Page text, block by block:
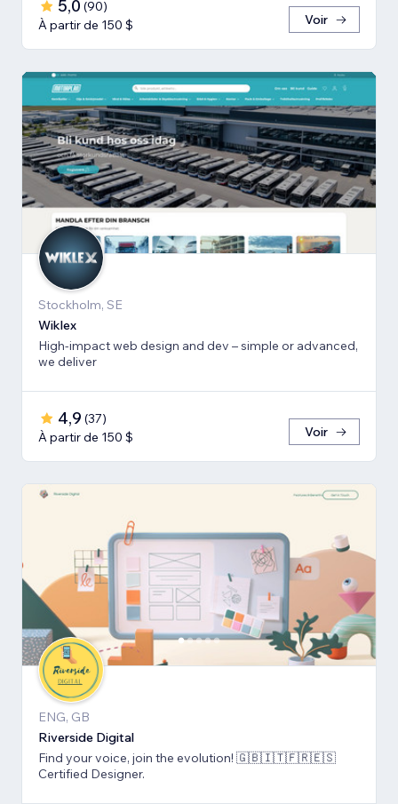
5,0 (90)
À partir de 150 $
Voir
Stockholm, SE
Wiklex
High-impact web design and dev – simple or advanced,
we deliver
4,9 (37)
À partir de 150 $
Voir
ENG, GB
Riverside Digital
Find your voice, join the evolution! 🇬🇧🇮🇹🇫🇷🇪🇸
Certified Designer.